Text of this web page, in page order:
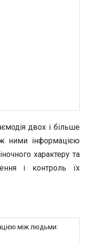
двох і більше
ними інформацією
характеру та
і контроль їх
між людьми: